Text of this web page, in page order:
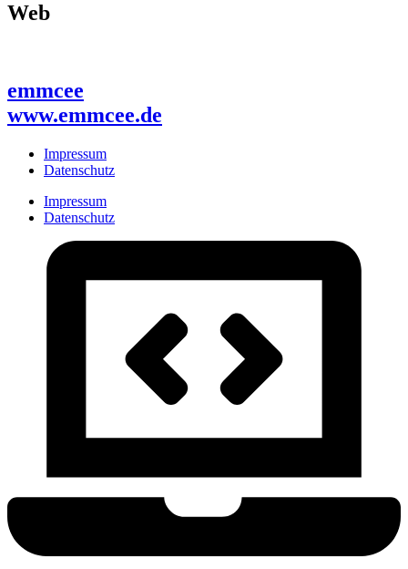
Web
emmcee
www.emmcee.de
Impressum
Datenschutz
Impressum
Datenschutz